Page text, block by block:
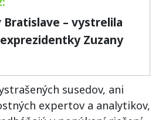
– vystrelila
Zuzany
susedov, ani
expertov a analytikov,